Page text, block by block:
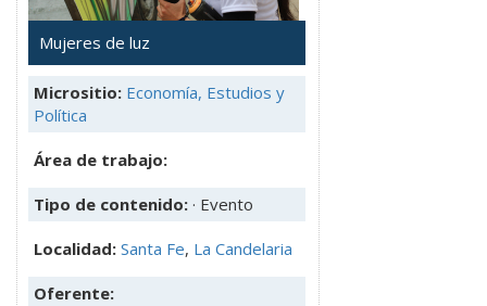
Mujeres de luz
Micrositio: Economía, Estudios y
Política
Área de trabajo:
Tipo de contenido: · Evento
Localidad: Santa Fe, La Candelaria
Oferente: